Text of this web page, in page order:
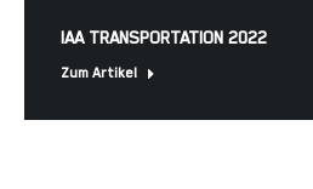
IAA TRANSPORTATION 2022
Zum Artikel